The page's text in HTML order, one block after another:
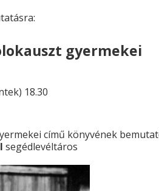
gyermekei
18.30
című könyvének
segédlevéltáros